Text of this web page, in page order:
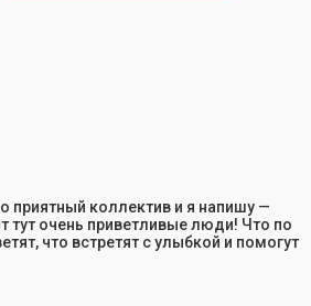
приятный коллектив и я напишу —
тут очень приветливые люди! Что по
что встретят с улыбкой и помогут